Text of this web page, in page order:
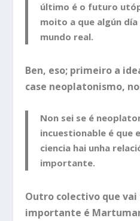
último é o futuro
moito a que algún
mundo real.
Ben, eso; primeiro a
case neoplatonismo,
Non sei se é
incuestionable é que
ciencia hai unha
importante.
Outro colectivo que
importante é